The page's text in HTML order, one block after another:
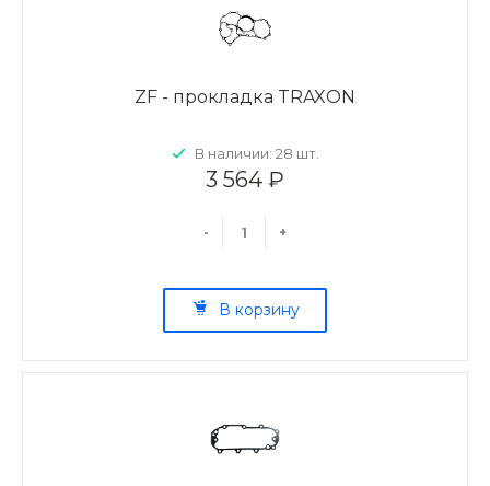
ZF - прокладка TRAXON
В наличии: 28 шт.
3 564 ₽
- +
В корзину